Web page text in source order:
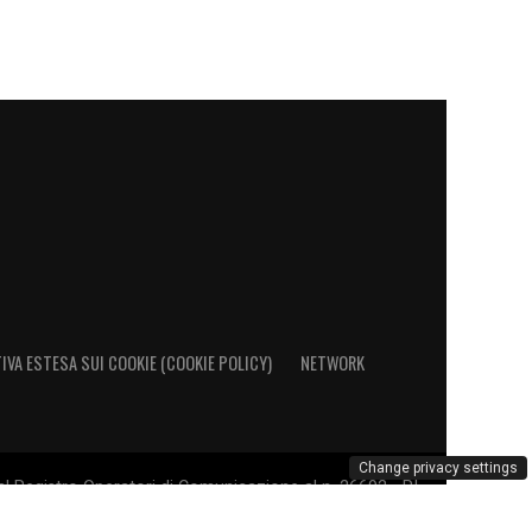
ESTESA SUI COOKIE (COOKIE POLICY) NETWORK
Operatori di Comunicazione al n. 26692 - PI
Change privacy settings